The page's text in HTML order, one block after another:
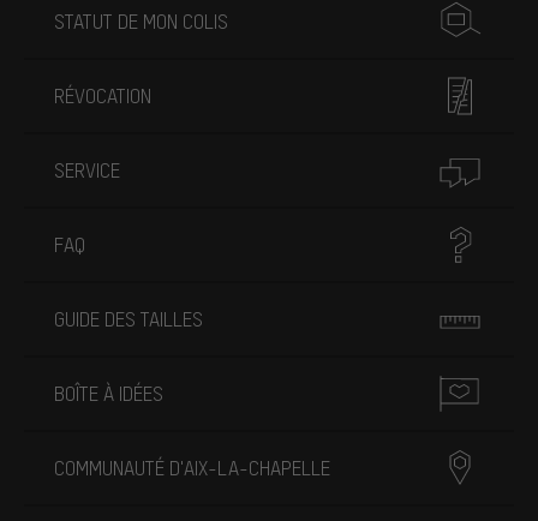
STATUT DE MON COLIS
RÉVOCATION
SERVICE
FAQ
GUIDE DES TAILLES
BOÎTE À IDÉES
COMMUNAUTÉ D'AIX-LA-CHAPELLE